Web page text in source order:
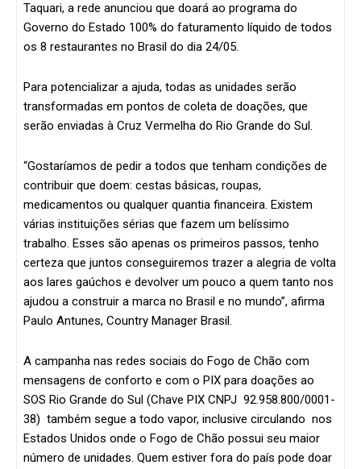
Taquari, a rede anunciou que doará ao programa do
Governo do Estado 100% do faturamento líquido de todos
os 8 restaurantes no Brasil do dia 24/05.
Para potencializar a ajuda, todas as unidades serão
transformadas em pontos de coleta de doações, que
serão enviadas à Cruz Vermelha do Rio Grande do Sul.
“Gostaríamos de pedir a todos que tenham condições de
contribuir que doem: cestas básicas, roupas,
medicamentos ou qualquer quantia financeira. Existem
várias instituições sérias que fazem um belíssimo
trabalho. Esses são apenas os primeiros passos, tenho
certeza que juntos conseguiremos trazer a alegria de volta
aos lares gaúchos e devolver um pouco a quem tanto nos
ajudou a construir a marca no Brasil e no mundo”, afirma
Paulo Antunes, Country Manager Brasil.
A campanha nas redes sociais do Fogo de Chão com
mensagens de conforto e com o PIX para doações ao
SOS Rio Grande do Sul (Chave PIX CNPJ 92.958.800/0001-
38) também segue a todo vapor, inclusive circulando nos
Estados Unidos onde o Fogo de Chão possui seu maior
número de unidades. Quem estiver fora do país pode doar